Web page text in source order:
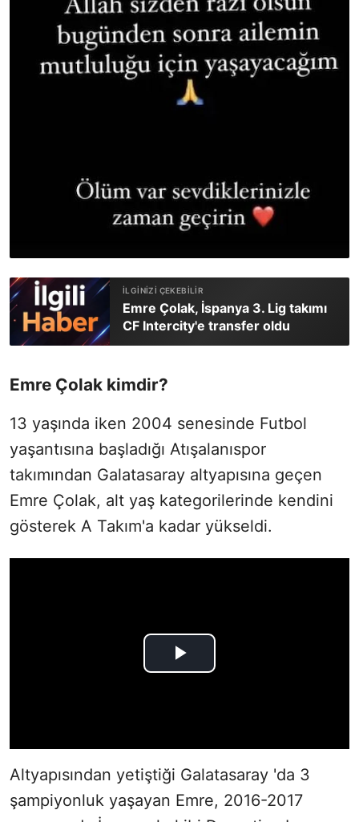
Emre Çolak, İspanya 3. Lig takımı
CF Intercity'e transfer oldu
Emre Çolak kimdir?
13 yaşında iken 2004 senesinde Futbol
yaşantısına başladığı Atışalanıspor
takımından Galatasaray altyapısına geçen
Emre Çolak, alt yaş kategorilerinde kendini
gösterek A Takım'a kadar yükseldi.
Altyapısından yetiştiği Galatasaray 'da 3
şampiyonluk yaşayan Emre, 2016-2017